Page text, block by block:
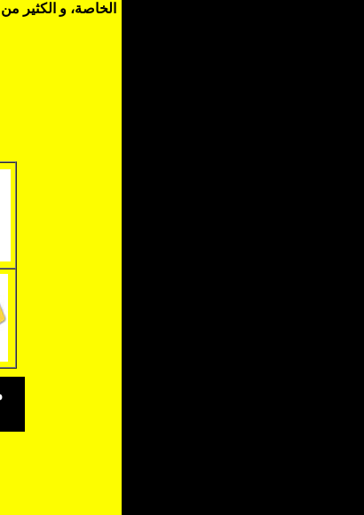
الخاصة، و الكثير